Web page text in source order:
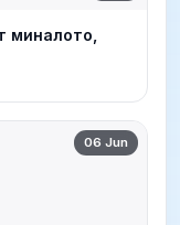
миналото,
06 Jun